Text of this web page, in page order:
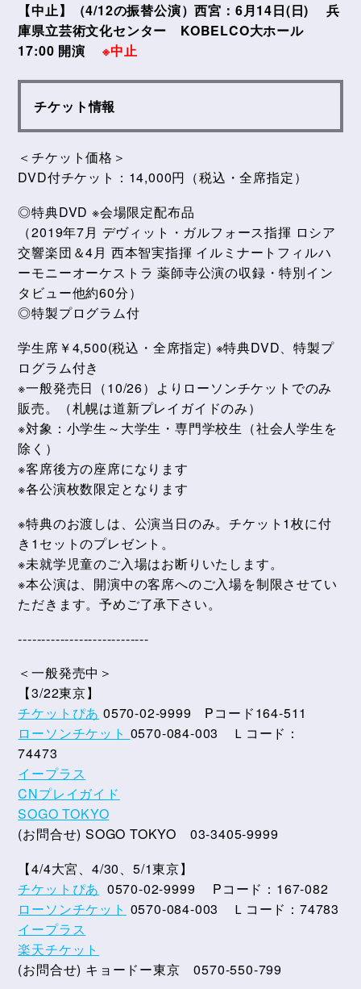
【中止】（4/12の振替公演）西宮：6月14日(日) 兵
庫県立芸術文化センター KOBELCO大ホール
17:00 開演※中止
チケット情報
＜チケット価格＞
DVD付チケット：14,000円（税込・全席指定）
◎特典DVD ※会場限定配布品
（2019年7月 デヴィット・ガルフォース指揮 ロシア
交響楽団＆4月 西本智実指揮 イルミナートフィルハ
ーモニーオーケストラ 薬師寺公演の収録・特別イン
タビュー他約60分）
◎特製プログラム付
学生席￥4,500(税込・全席指定) ※特典DVD、特製プ
ログラム付き
※一般発売日（10/26）よりローソンチケットでのみ
販売。（札幌は道新プレイガイドのみ）
※対象：小学生～大学生・専門学校生（社会人学生を
除く）
※客席後方の座席になります
※各公演枚数限定となります
※特典のお渡しは、公演当日のみ。チケット1枚に付
き1セットのプレゼント。
※未就学児童のご入場はお断りいたします。
※本公演は、開演中の客席へのご入場を制限させてい
ただきます。予めご了承下さい。
----------------------------
＜一般発売中＞
【3/22東京】
チケットぴあ 0570-02-9999 Pコード164-511
ローソンチケット 0570-084-003 Ｌコード：
74473
イープラス
CNプレイガイド
SOGO TOKYO
(お問合せ) SOGO TOKYO 03-3405-9999
【4/4大宮、4/30、5/1東京】
チケットぴあ 0570-02-9999 Pコード：167-082
ローソンチケット 0570-084-003 Ｌコード：74783
イープラス
楽天チケット
(お問合せ) キョードー東京 0570-550-799